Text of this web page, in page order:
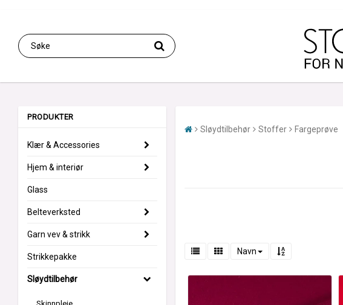
PRODUKTER
Klær & Accessories
Hjem & interiør
Glass
Belteverksted
Garn vev & strikk
Strikkepakke
Sløydtilbehør
Sløydtilbehør Stoffer Fargeprøve
Navn